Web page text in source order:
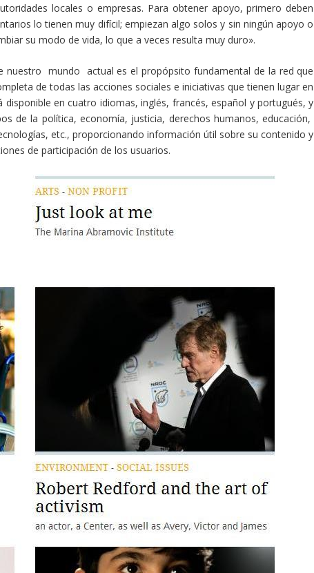
locales o empresas. Para obtener apoyo, primero deben
lo tienen muy difícil; empiezan algo solos y sin ningún apoyo o
su modo de vida, lo que a veces resulta muy duro».
nuestro mundo actual es el propópsito fundamental de la red que
de todas las acciones sociales e iniciativas que tienen lugar en
en cuatro idiomas, inglés, francés, español y portugués, y
de la política, economía, justicia, derechos humanos, educación,
etc., proporcionando información útil sobre su contenido y
de participación de los usuarios.